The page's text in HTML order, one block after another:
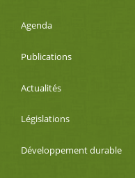
Agenda
Publications
Actualités
Législations
Développement durable